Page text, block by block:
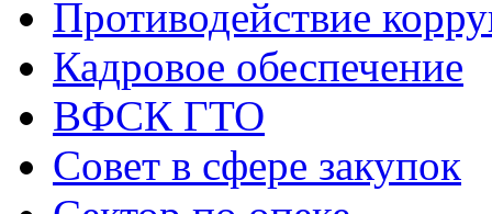
Противодействие
Кадровое обеспечение
ВФСК ГТО
Совет в сфере закупок